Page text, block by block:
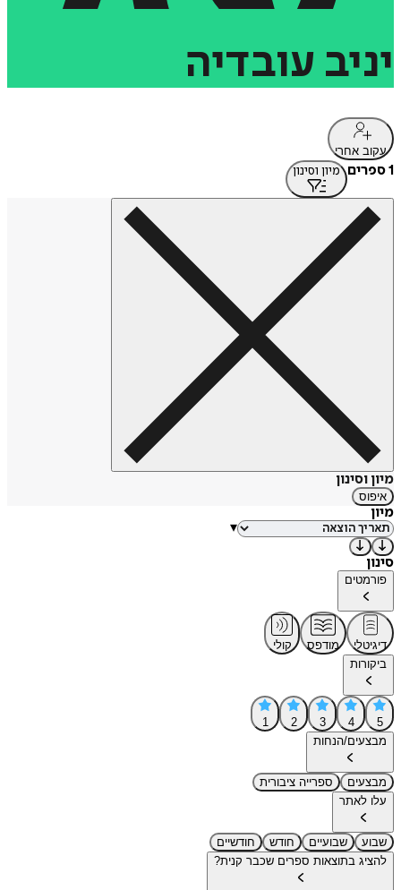
יניב עובדיה
עקוב אחרי
1 ספרים מיון וסינון
מיון וסינון
איפוס
מיון
▾
סינון
פורמטים
דיגיטלי מודפס
קולי
ביקורות
5
4
3
2
1
מבצעים/הנחות
מבצעים
ספרייה ציבורית
עלו לאתר
שבוע שבועיים חודש
חודשיים
להציג בתוצאות ספרים שכבר קנית?